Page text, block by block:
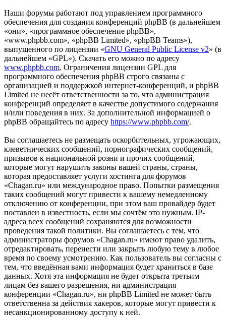
Наши форумы работают под управлением программного
обеспечения для создания конференций phpBB (в дальнейшем
«они», «программное обеспечение phpBB»,
«www.phpbb.com», «phpBB Limited», «phpBB Teams»),
выпущенного по лицензии «GNU General Public License v2» (в
дальнейшем «GPL»). Скачать его можно по адресу
www.phpbb.com. Ограничения лицензии GPL для
программного обеспечения phpBB строго связаны с
организацией и поддержкой интернет-конференций, и phpBB
Limited не несёт ответственности за то, что администрация
конференций определяет в качестве допустимого содержания
и/или поведения в них. За дополнительной информацией о
phpBB обращайтесь по адресу https://www.phpbb.com/.
Вы соглашаетесь не размещать оскорбительных, угрожающих,
клеветнических сообщений, порнографических сообщений,
призывов к национальной розни и прочих сообщений,
которые могут нарушить законы вашей страны, страны,
которая предоставляет услуги хостинга для форумов
«Chagan.ru» или международное право. Попытки размещения
таких сообщений могут привести к вашему немедленному
отключению от конференции, при этом ваш провайдер будет
поставлен в известность, если мы сочтём это нужным. IP-
адреса всех сообщений сохраняются для возможности
проведения такой политики. Вы соглашаетесь с тем, что
администраторы форумов «Chagan.ru» имеют право удалить,
отредактировать, перенести или закрыть любую тему в любое
время по своему усмотрению. Как пользователь вы согласны с
тем, что введённая вами информация будет храниться в базе
данных. Хотя эта информация не будет открыта третьим
лицам без вашего разрешения, ни администрация
конференции «Chagan.ru», ни phpBB Limited не может быть
ответственна за действия хакеров, которые могут привести к
несанкционированному доступу к ней.